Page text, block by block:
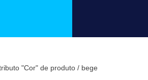
"Cor" de produto / bege